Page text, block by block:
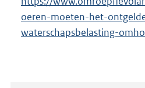
t
e
oeren-moeten-het-
waterschapsbelasting-